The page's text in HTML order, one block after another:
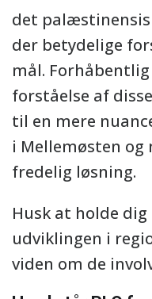
det
der betydelige
mål.
forståelse af
til en mere
i Mellemøsten og
fredelig løsning.
Husk at holde
udviklingen i
viden om de